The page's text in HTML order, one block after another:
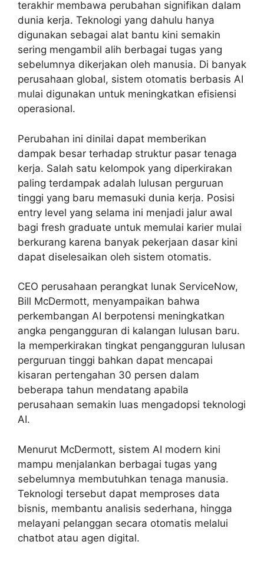
terakhir membawa perubahan signifikan dalam
dunia kerja. Teknologi yang dahulu hanya
digunakan sebagai alat bantu kini semakin
sering mengambil alih berbagai tugas yang
sebelumnya dikerjakan oleh manusia. Di banyak
perusahaan global, sistem otomatis berbasis AI
mulai digunakan untuk meningkatkan efisiensi
operasional.
Perubahan ini dinilai dapat memberikan
dampak besar terhadap struktur pasar tenaga
kerja. Salah satu kelompok yang diperkirakan
paling terdampak adalah lulusan perguruan
tinggi yang baru memasuki dunia kerja. Posisi
entry level yang selama ini menjadi jalur awal
bagi fresh graduate untuk memulai karier mulai
berkurang karena banyak pekerjaan dasar kini
dapat diselesaikan oleh sistem otomatis.
CEO perusahaan perangkat lunak ServiceNow,
Bill McDermott, menyampaikan bahwa
perkembangan AI berpotensi meningkatkan
angka pengangguran di kalangan lulusan baru.
Ia memperkirakan tingkat pengangguran lulusan
perguruan tinggi bahkan dapat mencapai
kisaran pertengahan 30 persen dalam
beberapa tahun mendatang apabila
perusahaan semakin luas mengadopsi teknologi
AI.
Menurut McDermott, sistem AI modern kini
mampu menjalankan berbagai tugas yang
sebelumnya membutuhkan tenaga manusia.
Teknologi tersebut dapat memproses data
bisnis, membantu analisis sederhana, hingga
melayani pelanggan secara otomatis melalui
chatbot atau agen digital.